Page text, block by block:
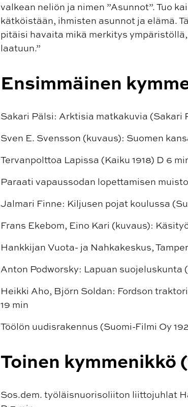
valkean neliön ja nimen ”Asunnot”. Tuo
kätköistään, ihmisten asunnot ja elämä.
pitäisi havaita mikä merkitys
laatuun.”
Ensimmäinen
Sakari Pälsi: Arktisia matkakuvia (Sakari
Sven E. Svensson (kuvaus): Suomen
Tervanpolttoa Lapissa (Kaiku 1918) D 6
Paraati vapaussodan lopettamisen
Jalmari Finne: Kiljusen pojat koulussa
Frans Ekebom, Eino Kari (kuvaus):
Hankkijan Vuota- ja Nahkakeskus,
Anton Podworsky: Lapuan suojeluskunta
Heikki Aho, Björn Soldan: Fordson
19 min
Töölön uudisrakennus (Suomi-Filmi Oy
Toinen kymmenikkö
Sos.dem. työläisnuorisoliiton liittojuhlat